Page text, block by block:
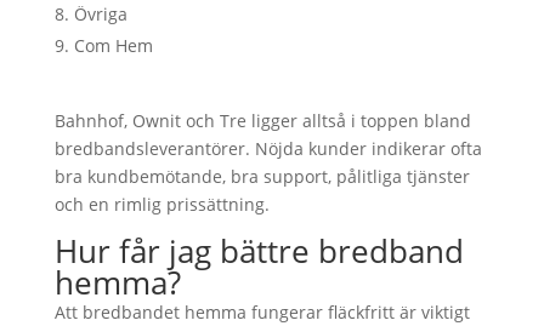
Övriga
Com Hem
Bahnhof, Ownit och Tre ligger alltså i toppen bland
bredbandsleverantörer. Nöjda kunder indikerar ofta
bra kundbemötande, bra support, pålitliga tjänster
och en rimlig prissättning.
Hur får jag bättre bredband
hemma?
Att bredbandet hemma fungerar fläckfritt är viktigt